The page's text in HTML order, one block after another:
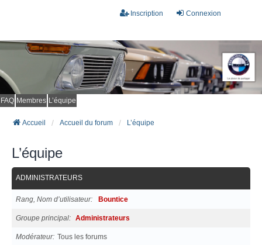
Connexion
Inscription
FAQ Membres L’équipe
Accueil Accueil du forum L’équipe
L’équipe
ADMINISTRATEURS
Rang, Nom d’utilisateur Bountice
Groupe principal Administrateurs
Modérateur Tous les forums